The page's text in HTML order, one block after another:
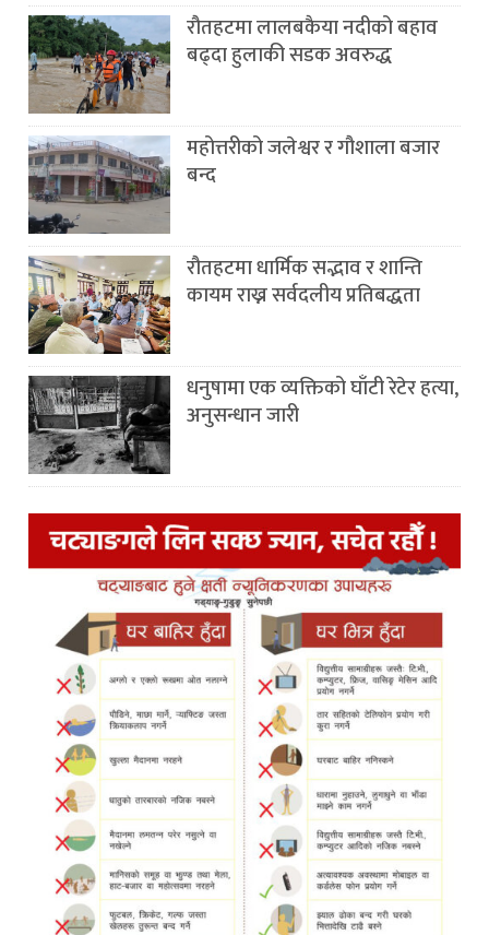
रौतहटमा लालबकैया नदीको बहाव
बढ्दा हुलाकी सडक अवरुद्ध
महोत्तरीको जलेश्वर र गौशाला बजार
बन्द
रौतहटमा धार्मिक सद्भाव र शान्ति
कायम राख्न सर्वदलीय प्रतिबद्धता
धनुषामा एक व्यक्तिको घाँटी रेटेर हत्या,
अनुसन्धान जारी